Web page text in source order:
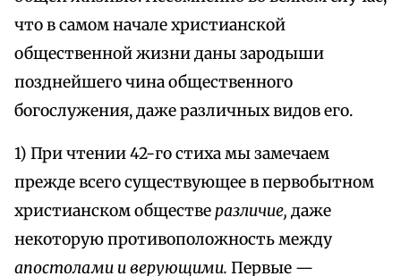
что в самом начале христианской
общественной жизни даны зародыши
позднейшего чина общественного
богослужения, даже различных видов его.
1) При чтении 42-го стиха мы замечаем
прежде всего существующее в первобытном
христианском обществеразличие, даже
некоторую противоположность между
апостолами и верующими. Первые —